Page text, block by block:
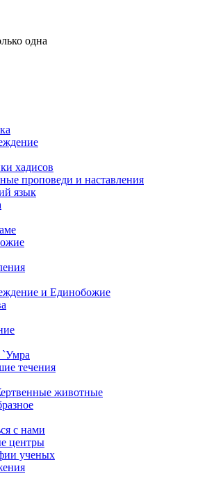
одна
хадисов
проповеди и наставления
язык
и Единобожие
течения
животные
с нами
центры
ученых